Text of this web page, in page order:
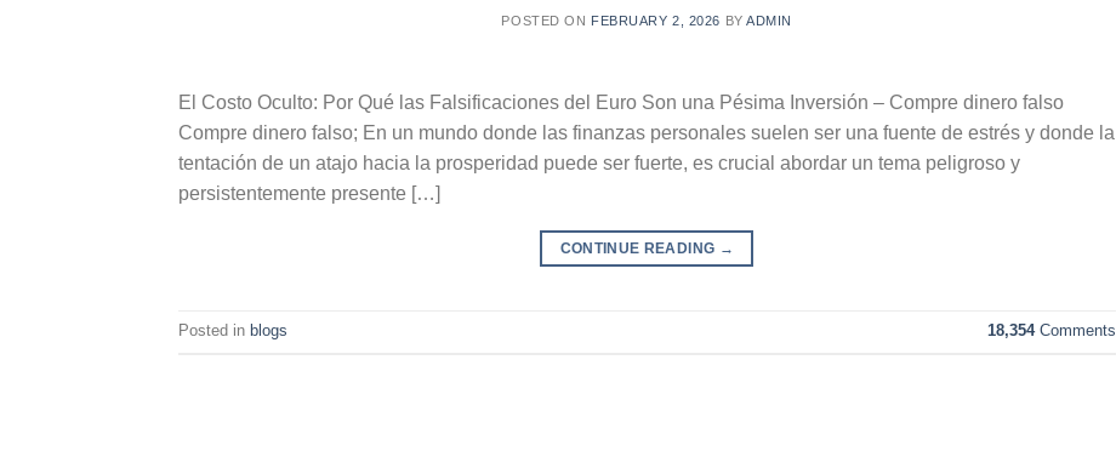
POSTED ON FEBRUARY 2, 2026 BYADMIN
El Costo Oculto: Por Qué las Falsificaciones del Euro Son una Pésima Inversión – Compre dinero falso
Compre dinero falso; En un mundo donde las finanzas personales suelen ser una fuente de estrés y donde la
tentación de un atajo hacia la prosperidad puede ser fuerte, es crucial abordar un tema peligroso y
persistentemente presente […]
CONTINUE READING →
Posted in blogs 18,354Comments